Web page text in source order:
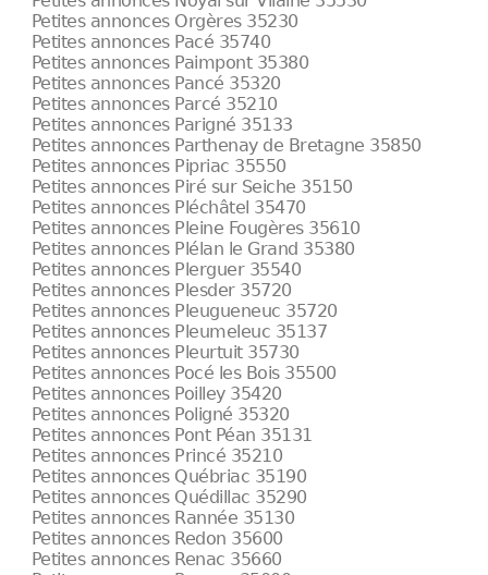
Petites annonces Orgères 35230
Petites annonces Pacé 35740
Petites annonces Paimpont 35380
Petites annonces Pancé 35320
Petites annonces Parcé 35210
Petites annonces Parigné 35133
Petites annonces Parthenay de Bretagne 35850
Petites annonces Pipriac 35550
Petites annonces Piré sur Seiche 35150
Petites annonces Pléchâtel 35470
Petites annonces Pleine Fougères 35610
Petites annonces Plélan le Grand 35380
Petites annonces Plerguer 35540
Petites annonces Plesder 35720
Petites annonces Pleugueneuc 35720
Petites annonces Pleumeleuc 35137
Petites annonces Pleurtuit 35730
Petites annonces Pocé les Bois 35500
Petites annonces Poilley 35420
Petites annonces Poligné 35320
Petites annonces Pont Péan 35131
Petites annonces Princé 35210
Petites annonces Québriac 35190
Petites annonces Quédillac 35290
Petites annonces Rannée 35130
Petites annonces Redon 35600
Petites annonces Renac 35660